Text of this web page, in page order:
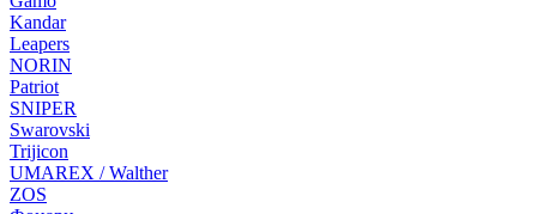
Kandar
Leapers
NORIN
Patriot
SNIPER
Swarovski
Trijicon
UMAREX / Walther
ZOS